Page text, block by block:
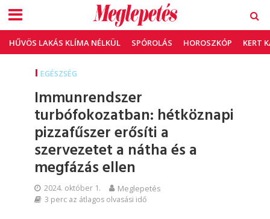
HŰVÖS LAKÁS KLÍMA NÉLKÜL SPÓROLÁS HOROSZKÓP KERT
EGÉSZSÉG
Immunrendszer
turbófokozatban: hétköznapi
pizzafűszer erősíti a
szervezetet a nátha és a
megfázás ellen
2024. október 1. Meglepetés
3 perc az átlagos olvasási idő